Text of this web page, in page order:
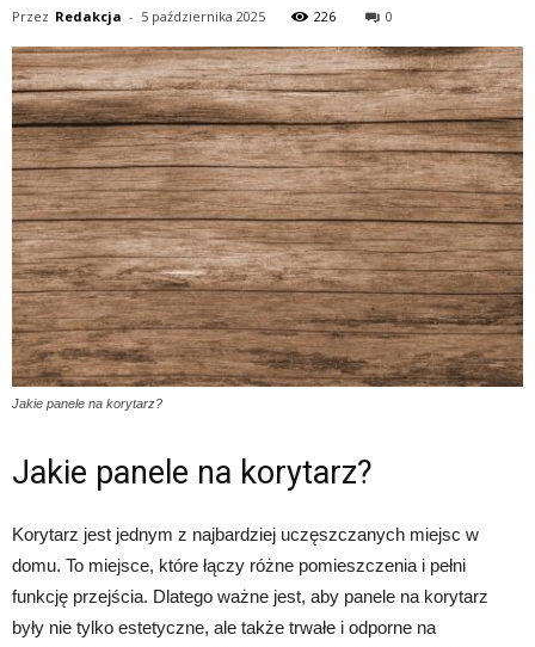
Przez Redakcja - 5 października 2025 226 0
Jakie panele na korytarz?
Jakie panele na korytarz?
Korytarz jest jednym z najbardziej uczęszczanych miejsc w
domu. To miejsce, które łączy różne pomieszczenia i pełni
funkcję przejścia. Dlatego ważne jest, aby panele na korytarz
były nie tylko estetyczne, ale także trwałe i odporne na